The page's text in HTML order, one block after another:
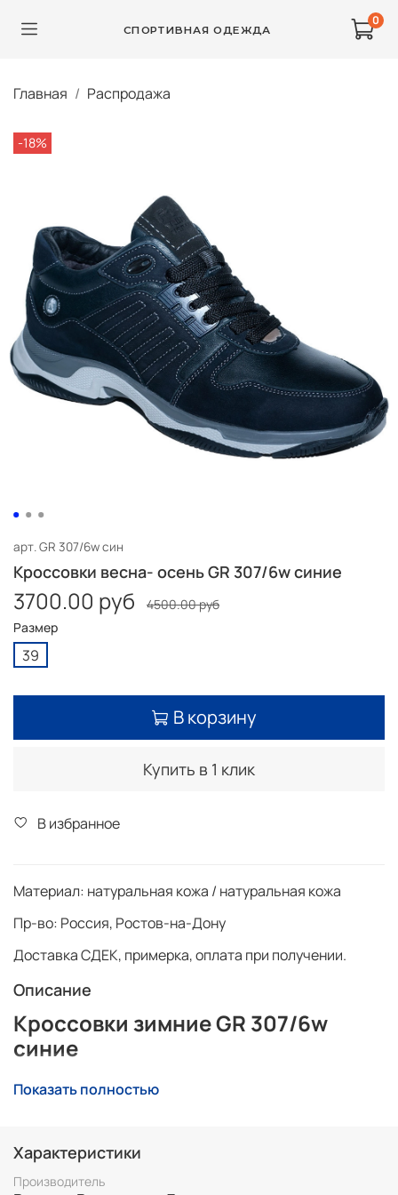
СПОРТИВНАЯ ОДЕЖДА
0
Главная Распродажа
-18%
арт.GR 307/6w син
Кроссовки весна- осень GR 307/6w синие
3700.00 руб
4500.00 руб
Размер
39
В корзину
Купить в 1 клик
В избранное
Материал: натуральная кожа / натуральная кожа
Пр-во: Россия, Ростов-на-Дону
Доставка СДЕК, примерка, оплата при получении.
Описание
Кроссовки зимние GR 307/6w
синие
Удобная, практичная обувь из натуральной кожи.
Воздухопроницаемость- натуральная кожа
пропускает воздух.
Долговечность- обувь из натуральной кожи
Показать полностью
Характеристики
Производитель